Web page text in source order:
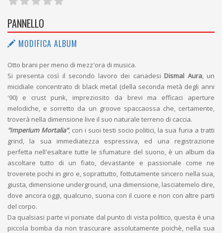
PANNELLO
MODIFICA ALBUM
Otto brani per meno di mezz'ora di musica.
Si presenta così il secondo lavoro dei canadesi Dismal Aura, un
micidiale concentrato di black metal (della seconda metà degli anni
'90) e crust punk, impreziosito da brevi ma efficaci aperture
melodiche, e sorretto da un groove spaccaossa che, certamente,
troverà nella dimensione live il suo naturale terreno di caccia.
"Imperium Mortalia", con i suoi testi socio politici, la sua furia a tratti
grind, la sua immediatezza espressiva, ed una registrazione
perfetta nell'esaltare tutte le sfumature del suono, è un album da
ascoltare tutto di un fiato, devastante e passionale come ne
troverete pochi in giro e, soprattutto, fottutamente sincero nella sua,
giusta, dimensione underground, una dimensione, lasciatemelo dire,
dove ancora oggi, qualcuno, suona con il cuore e non con altre parti
del corpo.
Da qualsiasi parte vi poniate dal punto di vista politico, questa è una
piccola bomba da non trascurare assolutamente poichè, nella sua